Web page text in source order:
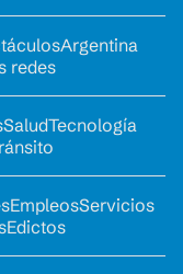
Argentina
redes
SaludTecnología
EmpleosServicios
Edictos